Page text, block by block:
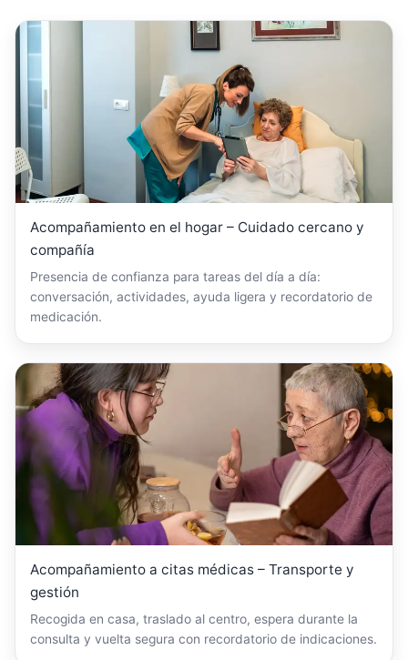
Acompañamiento en el hogar – Cuidado cercano y
compañía
Presencia de confianza para tareas del día a día:
conversación, actividades, ayuda ligera y recordatorio de
medicación.
Acompañamiento a citas médicas – Transporte y
gestión
Recogida en casa, traslado al centro, espera durante la
consulta y vuelta segura con recordatorio de indicaciones.